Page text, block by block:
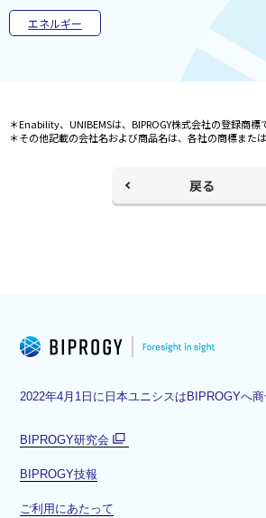
く
エネルギー
＊Enability、UNIBEMSは、BIPROGY株式会社の登録商標
＊その他記載の会社名および商品名は、各社の商標または
戻る
2022年4月1日に日本ユニシスはBIPROGYへ
BIPROGY研究会
BIPROGY技報
ご利用にあたって